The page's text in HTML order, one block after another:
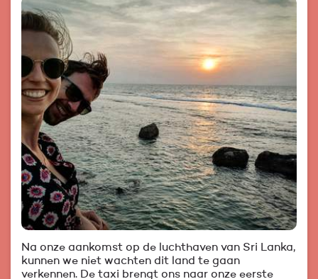
Na onze aankomst op de luchthaven van Sri Lanka,
kunnen we niet wachten dit land te gaan
verkennen. De taxi brengt ons naar onze eerste